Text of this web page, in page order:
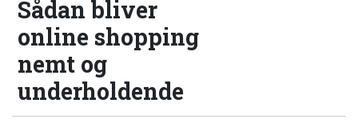
Sådan bliver
online shopping
nemt og
underholdende